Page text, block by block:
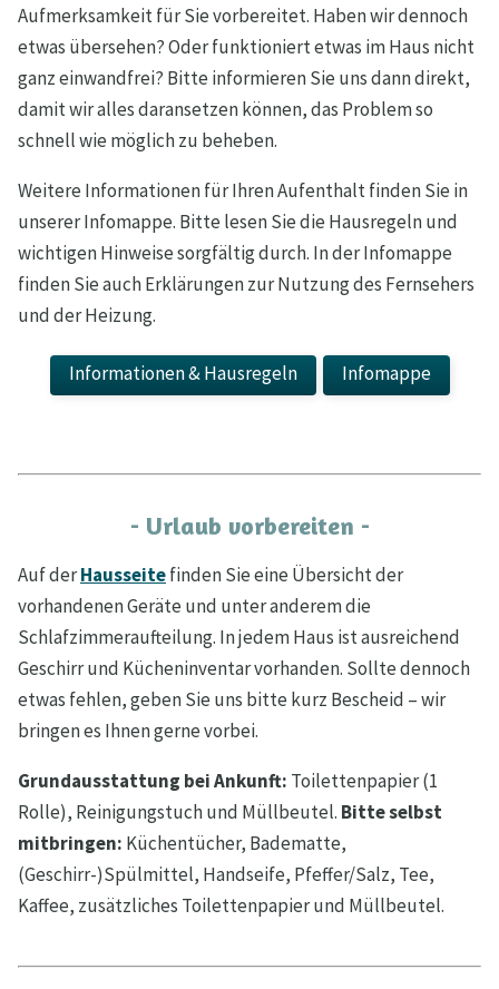
Aufmerksamkeit für Sie vorbereitet. Haben wir dennoch
etwas übersehen? Oder funktioniert etwas im Haus nicht
ganz einwandfrei? Bitte informieren Sie uns dann direkt,
damit wir alles daransetzen können, das Problem so
schnell wie möglich zu beheben.
Weitere Informationen für Ihren Aufenthalt finden Sie in
unserer Infomappe. Bitte lesen Sie die Hausregeln und
wichtigen Hinweise sorgfältig durch. In der Infomappe
finden Sie auch Erklärungen zur Nutzung des Fernsehers
und der Heizung.
Informationen & Hausregeln Infomappe
- Urlaub vorbereiten -
Auf derHausseitefinden Sie eine Übersicht der
vorhandenen Geräte und unter anderem die
Schlafzimmeraufteilung. In jedem Haus ist ausreichend
Geschirr und Kücheninventar vorhanden. Sollte dennoch
etwas fehlen, geben Sie uns bitte kurz Bescheid – wir
bringen es Ihnen gerne vorbei.
Grundausstattung bei Ankunft: Toilettenpapier (1
Rolle), Reinigungstuch und Müllbeutel. Bitte selbst
mitbringen: Küchentücher, Badematte,
(Geschirr-)Spülmittel, Handseife, Pfeffer/Salz, Tee,
Kaffee, zusätzliches Toilettenpapier und Müllbeutel.